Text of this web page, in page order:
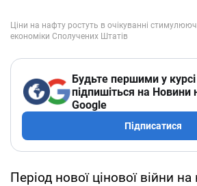
Будьте першими у
підпишіться на Новини
Google
Підписатися
Період нової цінової війни